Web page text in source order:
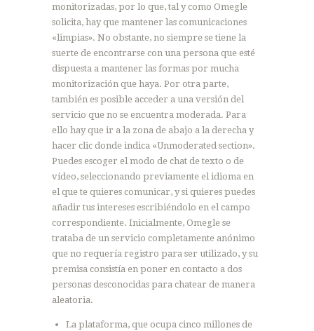
monitorizadas, por lo que, tal y como Omegle
solicita, hay que mantener las comunicaciones
«limpias». No obstante, no siempre se tiene la
suerte de encontrarse con una persona que esté
dispuesta a mantener las formas por mucha
monitorización que haya. Por otra parte,
también es posible acceder a una versión del
servicio que no se encuentra moderada. Para
ello hay que ir a la zona de abajo a la derecha y
hacer clic donde indica «Unmoderated section».
Puedes escoger el modo de chat de texto o de
vídeo, seleccionando previamente el idioma en
el que te quieres comunicar, y si quieres puedes
añadir tus intereses escribiéndolo en el campo
correspondiente. Inicialmente, Omegle se
trataba de un servicio completamente anónimo
que no requería registro para ser utilizado, y su
premisa consistía en poner en contacto a dos
personas desconocidas para chatear de manera
aleatoria.
La plataforma, que ocupa cinco millones de